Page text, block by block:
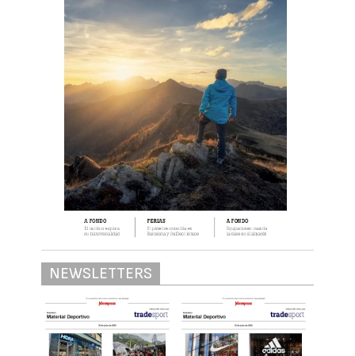
NEWSLETTERS